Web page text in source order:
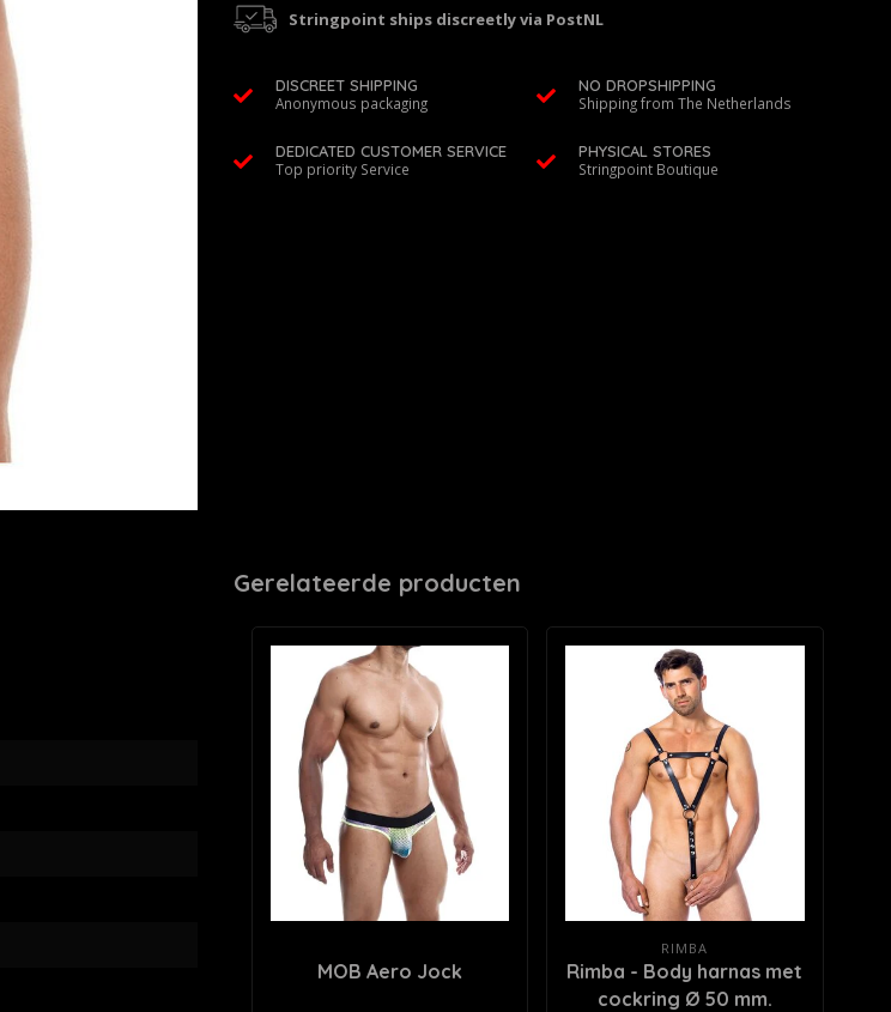
Stringpoint ships discreetly via PostNL
DISCREET SHIPPING
Anonymous packaging
NO DROPSHIPPING
Shipping from The Netherlands
DEDICATED CUSTOMER SERVICE
Top priority Service
PHYSICAL STORES
Stringpoint Boutique
Gerelateerde producten
MOB Aero Jock
RIMBA
Rimba - Body harnas met
cockring Ø 50 mm.